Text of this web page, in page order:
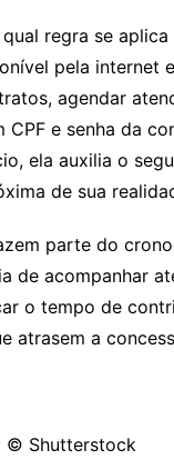
regra se
pela internet
agendar
e senha da
ela auxilia o
de sua
parte do
de acompanhar
o tempo de
atrasem a
© Shutterstock